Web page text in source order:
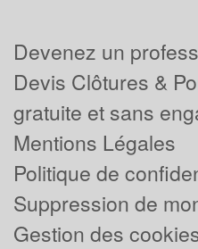
Devenez un
Devis Clôtures &
gratuite et sans
Mentions Légales
Politique de
Suppression de
Gestion des